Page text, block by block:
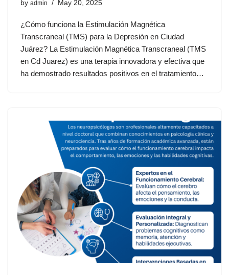
by admin May 20, 2025
¿Cómo funciona la Estimulación Magnética
Transcraneal (TMS) para la Depresión en Ciudad
Juárez? La Estimulación Magnética Transcraneal (TMS
en Cd Juarez) es una terapia innovadora y efectiva que
ha demostrado resultados positivos en el tratamiento…